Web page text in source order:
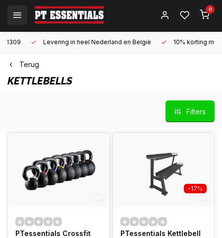
0
Levering in heel Nederland en België 10% korting met een
Terug
KETTLEBELLS
Filters
PTessentials Crossfit
-17%
PTessentials Kettlebell